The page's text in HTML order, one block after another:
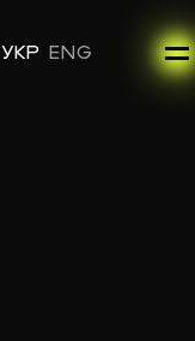
УКР ENG